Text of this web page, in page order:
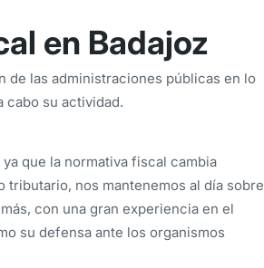
en Badajoz
de las administraciones públicas en lo
cabo su actividad.
que la normativa fiscal cambia
nos mantenemos al día sobre
con una gran experiencia en el
su defensa ante los organismos